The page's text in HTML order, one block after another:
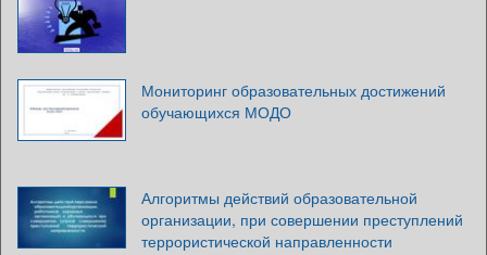
Мониторинг образовательных достижений
обучающихся МОДО
Алгоритмы действий образовательной
организации, при совершении преступлений
террористической направленности